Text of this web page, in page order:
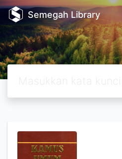
Semegah Library